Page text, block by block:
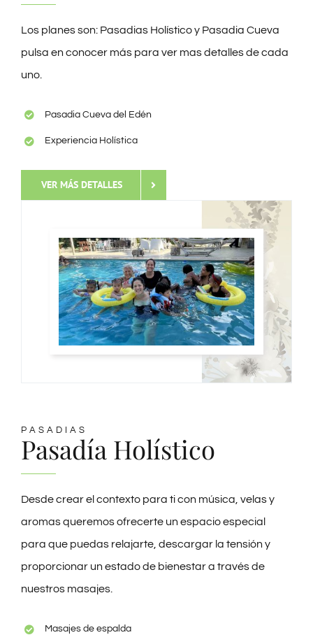
Los planes son: Pasadias Holístico y Pasadia Cueva
pulsa en conocer más para ver mas detalles de cada
uno.
Pasadia Cueva del Edén
Experiencia Holística
VER MÁS DETALLES
PASADIAS
Pasadía Holístico
Desde crear el contexto para ti con música, velas y
aromas queremos ofrecerte un espacio especial
para que puedas relajarte, descargar la tensión y
proporcionar un estado de bienestar a través de
nuestros masajes.
Masajes de espalda